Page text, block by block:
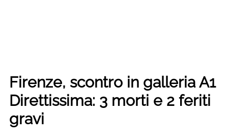
Firenze, scontro in galleria A1
Direttissima: 3 morti e 2 feriti
gravi